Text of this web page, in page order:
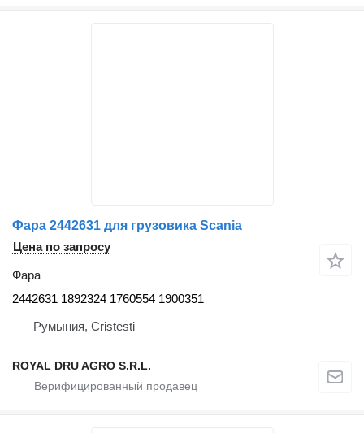
Фара 2442631 для грузовика Scania
Цена по запросу
Фара
2442631 1892324 1760554 1900351
Румыния, Cristesti
ROYAL DRU AGRO S.R.L.